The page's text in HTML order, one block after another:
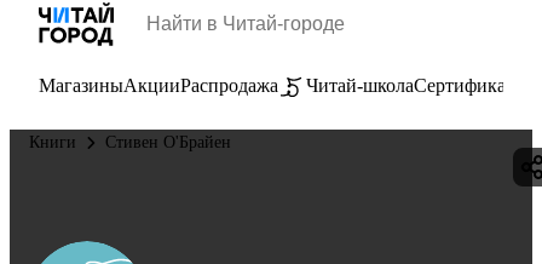
МагазиныАкцииРаспродажа Читай-школаСертификаты
Книги Стивен О'Брайен